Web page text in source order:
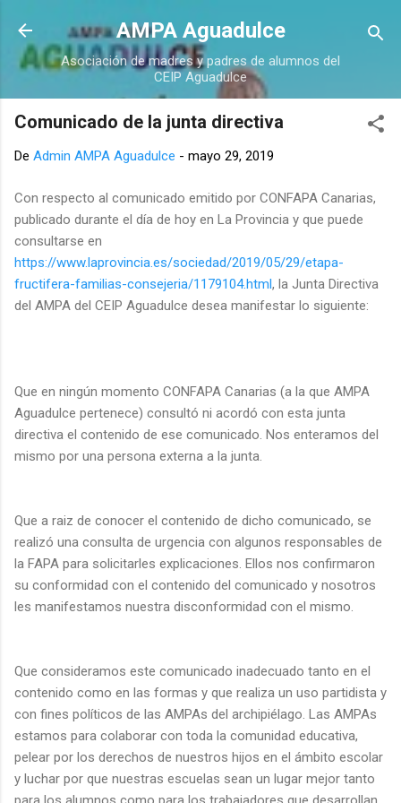
Ir al contenido principal
AMPA Aguadulce
Asociación de madres y padres de alumnos del
CEIP Aguadulce
Comunicado de la junta directiva
De Admin AMPA Aguadulce - mayo 29, 2019
Con respecto al comunicado emitido por CONFAPA Canarias,
publicado durante el día de hoy en La Provincia y que puede
consultarse en
https://www.laprovincia.es/sociedad/2019/05/29/etapa-
fructifera-familias-consejeria/1179104.html, la Junta Directiva
del AMPA del CEIP Aguadulce desea manifestar lo siguiente:
Que en ningún momento CONFAPA Canarias (a la que AMPA
Aguadulce pertenece) consultó ni acordó con esta junta
directiva el contenido de ese comunicado. Nos enteramos del
mismo por una persona externa a la junta.
Que a raiz de conocer el contenido de dicho comunicado, se
realizó una consulta de urgencia con algunos responsables de
la FAPA para solicitarles explicaciones. Ellos nos confirmaron
su conformidad con el contenido del comunicado y nosotros
les manifestamos nuestra disconformidad con el mismo.
Que consideramos este comunicado inadecuado tanto en el
contenido como en las formas y que realiza un uso partidista y
con fines políticos de las AMPAs del archipiélago. Las AMPAs
estamos para colaborar con toda la comunidad educativa,
pelear por los derechos de nuestros hijos en el ámbito escolar
y luchar por que nuestras escuelas sean un lugar mejor tanto